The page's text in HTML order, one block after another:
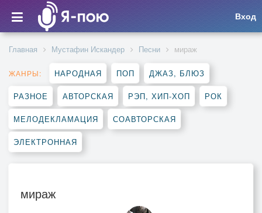
Вход
Главная Мустафин Искандер Песни мираж
ЖАНРЫ: НАРОДНАЯ ПОП ДЖАЗ, БЛЮЗ
РАЗНОЕ АВТОРСКАЯ РЭП, ХИП-ХОП РОК
МЕЛОДЕКЛАМАЦИЯ СОАВТОРСКАЯ
ЭЛЕКТРОННАЯ
мираж